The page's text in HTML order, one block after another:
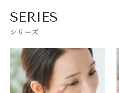
SERIES
シリーズ